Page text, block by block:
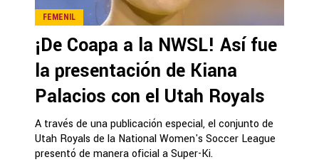
FEMENIL
¡De Coapa a la NWSL! Así fue
la presentación de Kiana
Palacios con el Utah Royals
A través de una publicación especial, el conjunto de
Utah Royals de la National Women's Soccer League
presentó de manera oficial a Super-Ki.